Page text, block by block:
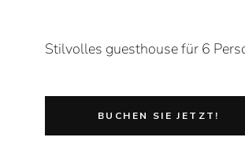
Stilvolles guesthouse für 6